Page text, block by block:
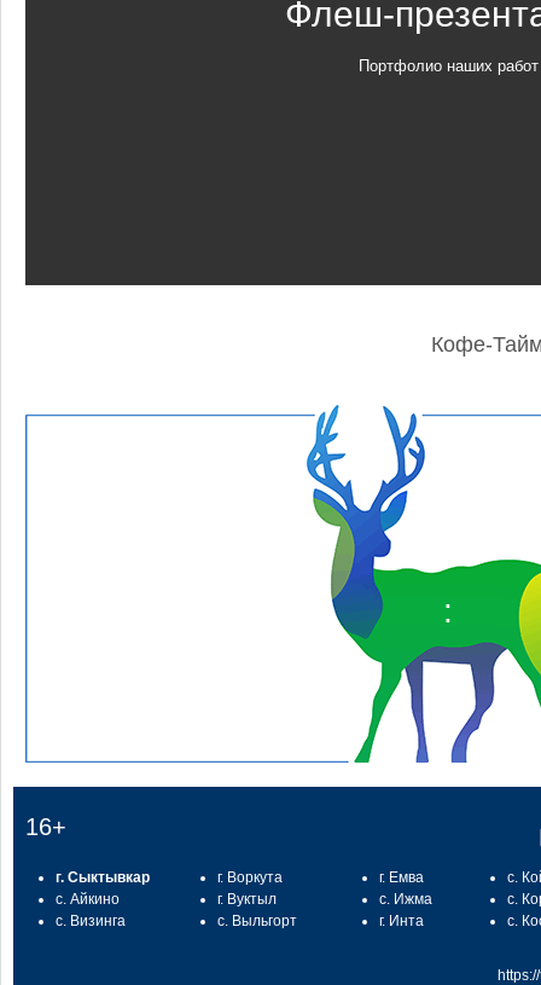
Флеш-
Портфолио наших работ
Кофе-
:
16+
г. Сыктывкар
с. Айкино
с. Визинга
г. Воркута
г. Вуктыл
с. Выльгорт
г. Емва
с. Ижма
г. Инта
с.
с.
с.